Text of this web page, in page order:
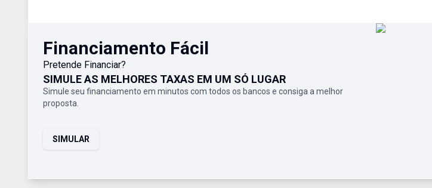
Financiamento Fácil
Pretende Financiar?
SIMULE AS MELHORES TAXAS EM UM SÓ LUGAR
Simule seu financiamento em minutos com todos os bancos e consiga a melhor
proposta.
SIMULAR